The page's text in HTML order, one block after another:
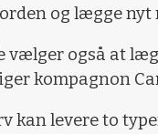
og lægge nyt
vælger også at
kompagnon
kan levere to